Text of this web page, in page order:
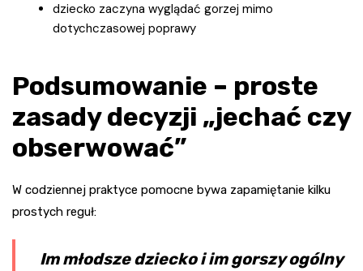
dziecko zaczyna wyglądać gorzej mimo
dotychczasowej poprawy
Podsumowanie – proste
zasady decyzji „jechać czy
obserwować”
W codziennej praktyce pomocne bywa zapamiętanie kilku
prostych reguł:
Im młodsze dziecko i im gorszy ogólny